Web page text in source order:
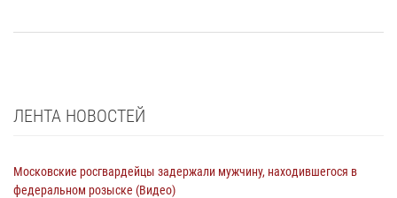
ЛЕНТА НОВОСТЕЙ
Московские росгвардейцы задержали мужчину, находившегося в
федеральном розыске (Видео)